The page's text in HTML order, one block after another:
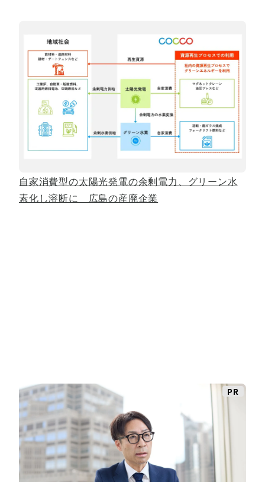
自家消費型の太陽光発電の余剰電力、グリーン水
素化し溶断に 広島の産廃企業
PR